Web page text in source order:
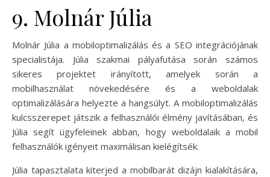
9. Molnár Júlia
Molnár Júlia a mobiloptimalizálás és a SEO integrációjának
specialistája. Júlia szakmai pályafutása során számos
sikeres projektet irányított, amelyek során a
mobilhasználat növekedésére és a weboldalak
optimalizálására helyezte a hangsúlyt. A mobiloptimalizálás
kulcsszerepet játszik a felhasználói élmény javításában, és
Júlia segít ügyfeleinek abban, hogy weboldalaik a mobil
felhasználók igényeit maximálisan kielégítsék.
Júlia tapasztalata kiterjed a mobilbarát dizájn kialakítására,